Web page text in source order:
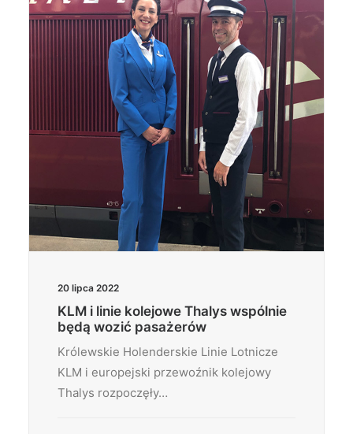
Wyszukiwanie
20 lipca 2022
KLM i linie kolejowe Thalys wspólnie
będą wozić pasażerów
Królewskie Holenderskie Linie Lotnicze
KLM i europejski przewoźnik kolejowy
Thalys rozpoczęły…